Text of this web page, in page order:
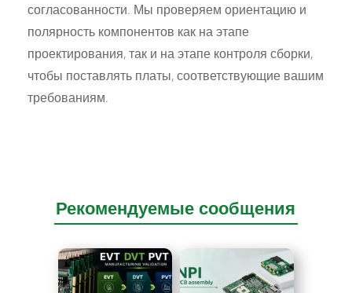
согласованности. Мы проверяем ориентацию и
полярность компонентов как на этапе
проектирования, так и на этапе контроля сборки,
чтобы поставлять платы, соответствующие вашим
требованиям.
Рекомендуемые сообщения